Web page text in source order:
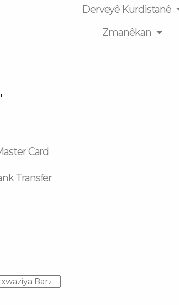
Derveyê Kurdistanê
Zmanêkan
Card
Transfer